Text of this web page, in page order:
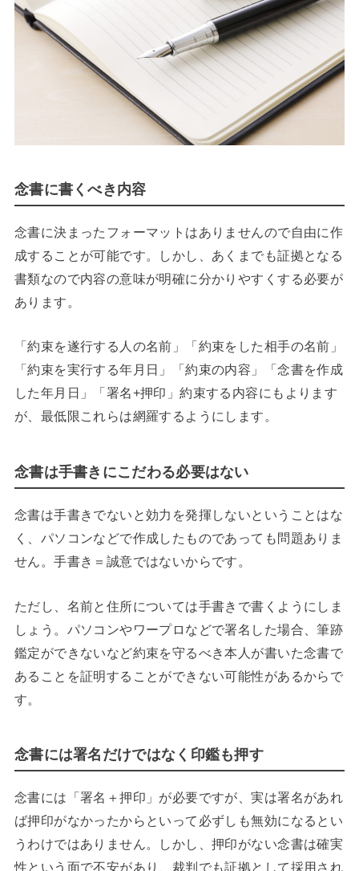
念書に書くべき内容
念書に決まったフォーマットはありませんので自由に作
成することが可能です。しかし、あくまでも証拠となる
書類なので内容の意味が明確に分かりやすくする必要が
あります。
「約束を遂行する人の名前」「約束をした相手の名前」
「約束を実行する年月日」「約束の内容」「念書を作成
した年月日」「署名+押印」約束する内容にもよります
が、最低限これらは網羅するようにします。
念書は手書きにこだわる必要はない
念書は手書きでないと効力を発揮しないということはな
く、パソコンなどで作成したものであっても問題ありま
せん。手書き＝誠意ではないからです。
ただし、名前と住所については手書きで書くようにしま
しょう。パソコンやワープロなどで署名した場合、筆跡
鑑定ができないなど約束を守るべき本人が書いた念書で
あることを証明することができない可能性があるからで
す。
念書には署名だけではなく印鑑も押す
念書には「署名＋押印」が必要ですが、実は署名があれ
ば押印がなかったからといって必ずしも無効になるとい
うわけではありません。しかし、押印がない念書は確実
性という面で不安があり、裁判でも証拠として採用され